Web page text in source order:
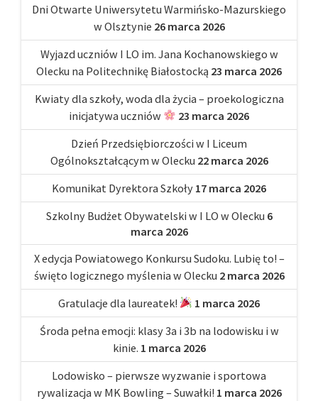
Dni Otwarte Uniwersytetu Warmińsko-Mazurskiego
w Olsztynie 26 marca 2026
Wyjazd uczniów I LO im. Jana Kochanowskiego w
Olecku na Politechnikę Białostocką 23 marca 2026
Kwiaty dla szkoły, woda dla życia – proekologiczna
inicjatywa uczniów
23 marca 2026
Dzień Przedsiębiorczości w I Liceum
Ogólnokształcącym w Olecku 22 marca 2026
Komunikat Dyrektora Szkoły 17 marca 2026
Szkolny Budżet Obywatelski w I LO w Olecku 6
marca 2026
X edycja Powiatowego Konkursu Sudoku. Lubię to! –
święto logicznego myślenia w Olecku 2 marca 2026
Gratulacje dla laureatek!
1 marca 2026
Środa pełna emocji: klasy 3a i 3b na lodowisku i w
kinie. 1 marca 2026
Lodowisko – pierwsze wyzwanie i sportowa
rywalizacja w MK Bowling – Suwałki! 1 marca 2026